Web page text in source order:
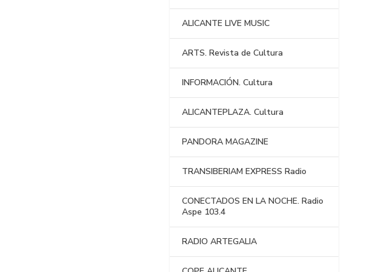
ALICANTE LIVE MUSIC
ARTS. Revista de Cultura
INFORMACIÓN. Cultura
ALICANTEPLAZA. Cultura
PANDORA MAGAZINE
TRANSIBERIAM EXPRESS Radio
CONECTADOS EN LA NOCHE. Radio
Aspe 103.4
RADIO ARTEGALIA